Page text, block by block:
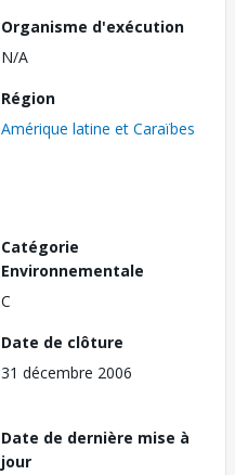
Organisme d'exécution
N/A
Région
Amérique latine et Caraïbes
Catégorie
Environnementale
C
Date de clôture
31 décembre 2006
Date de dernière mise à
jour